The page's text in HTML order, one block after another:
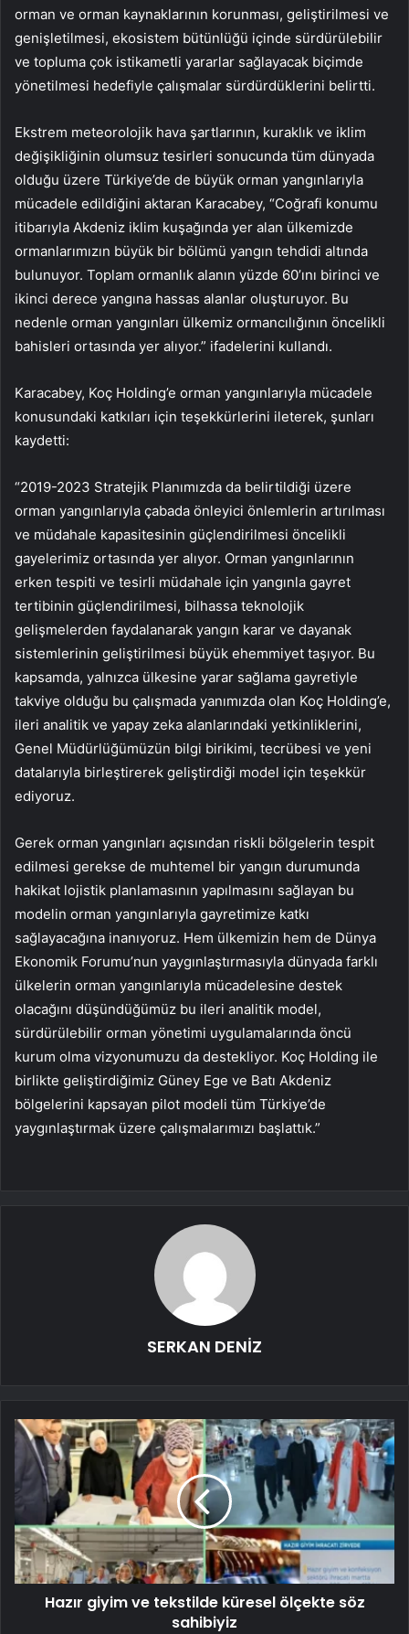
orman ve orman kaynaklarının korunması, geliştirilmesi ve
genişletilmesi, ekosistem bütünlüğü içinde sürdürülebilir
ve topluma çok istikametli yararlar sağlayacak biçimde
yönetilmesi hedefiyle çalışmalar sürdürdüklerini belirtti.
Ekstrem meteorolojik hava şartlarının, kuraklık ve iklim
değişikliğinin olumsuz tesirleri sonucunda tüm dünyada
olduğu üzere Türkiye’de de büyük orman yangınlarıyla
mücadele edildiğini aktaran Karacabey, “Coğrafi konumu
itibarıyla Akdeniz iklim kuşağında yer alan ülkemizde
ormanlarımızın büyük bir bölümü yangın tehdidi altında
bulunuyor. Toplam ormanlık alanın yüzde 60’ını birinci ve
ikinci derece yangına hassas alanlar oluşturuyor. Bu
nedenle orman yangınları ülkemiz ormancılığının öncelikli
bahisleri ortasında yer alıyor.” ifadelerini kullandı.
Karacabey, Koç Holding’e orman yangınlarıyla mücadele
konusundaki katkıları için teşekkürlerini ileterek, şunları
kaydetti:
“2019-2023 Stratejik Planımızda da belirtildiği üzere
orman yangınlarıyla çabada önleyici önlemlerin artırılması
ve müdahale kapasitesinin güçlendirilmesi öncelikli
gayelerimiz ortasında yer alıyor. Orman yangınlarının
erken tespiti ve tesirli müdahale için yangınla gayret
tertibinin güçlendirilmesi, bilhassa teknolojik
gelişmelerden faydalanarak yangın karar ve dayanak
sistemlerinin geliştirilmesi büyük ehemmiyet taşıyor. Bu
kapsamda, yalnızca ülkesine yarar sağlama gayretiyle
takviye olduğu bu çalışmada yanımızda olan Koç Holding’e,
ileri analitik ve yapay zeka alanlarındaki yetkinliklerini,
Genel Müdürlüğümüzün bilgi birikimi, tecrübesi ve yeni
datalarıyla birleştirerek geliştirdiği model için teşekkür
ediyoruz.
Gerek orman yangınları açısından riskli bölgelerin tespit
edilmesi gerekse de muhtemel bir yangın durumunda
hakikat lojistik planlamasının yapılmasını sağlayan bu
modelin orman yangınlarıyla gayretimize katkı
sağlayacağına inanıyoruz. Hem ülkemizin hem de Dünya
Ekonomik Forumu’nun yaygınlaştırmasıyla dünyada farklı
ülkelerin orman yangınlarıyla mücadelesine destek
olacağını düşündüğümüz bu ileri analitik model,
sürdürülebilir orman yönetimi uygulamalarında öncü
kurum olma vizyonumuzu da destekliyor. Koç Holding ile
birlikte geliştirdiğimiz Güney Ege ve Batı Akdeniz
bölgelerini kapsayan pilot modeli tüm Türkiye’de
yaygınlaştırmak üzere çalışmalarımızı başlattık.”
SERKAN DENİZ
Hazır giyim ve tekstilde küresel ölçekte söz
sahibiyiz